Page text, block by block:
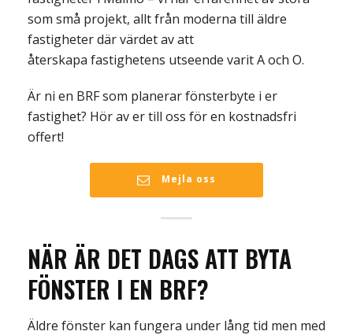
som små projekt, allt från moderna till äldre
fastigheter där värdet av att
återskapa fastighetens utseende varit A och O.
Är ni en BRF som planerar fönsterbyte i er
fastighet? Hör av er till oss för en kostnadsfri
offert!
Mejla oss
NÄR ÄR DET DAGSATT BYTA
FÖNSTER I EN BRF?
Äldre fönster kan fungera under lång tid men med